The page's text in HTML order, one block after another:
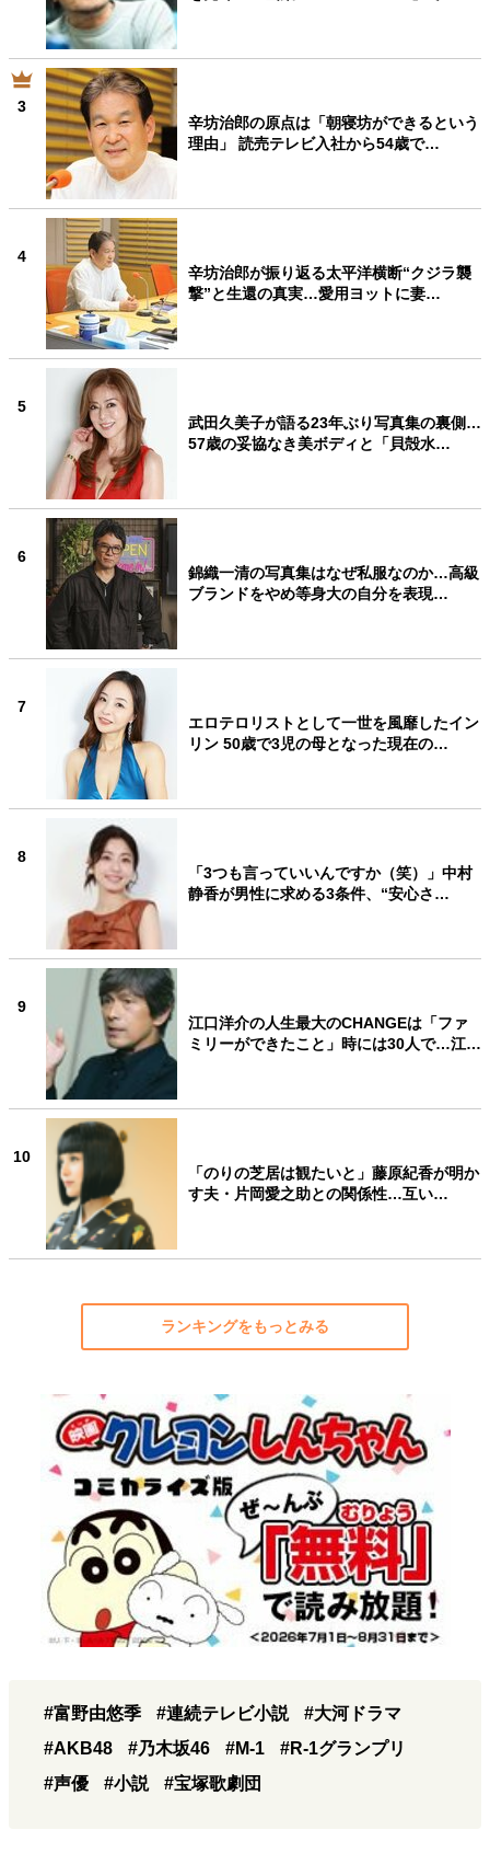
3
辛坊治郎の原点は「朝寝坊ができるという
理由」 読売テレビ入社から54歳で…
4
辛坊治郎が振り返る太平洋横断“クジラ襲
撃”と生還の真実…愛用ヨットに妻…
5
武田久美子が語る23年ぶり写真集の裏側…
57歳の妥協なき美ボディと「貝殻水…
6
錦織一清の写真集はなぜ私服なのか…高級
ブランドをやめ等身大の自分を表現…
7
エロテロリストとして一世を風靡したイン
リン 50歳で3児の母となった現在の…
8
「3つも言っていいんですか（笑）」中村
静香が男性に求める3条件、“安心さ…
9
江口洋介の人生最大のCHANGEは「ファ
ミリーができたこと」時には30人で…江…
10
「のりの芝居は観たいと」藤原紀香が明か
す夫・片岡愛之助との関係性…互い…
ランキングをもっとみる
#富野由悠季 #連続テレビ小説
#大河ドラマ
#AKB48
#乃木坂46 #M-1
#R-1グランプリ
#声優
#小説 #宝塚歌劇団